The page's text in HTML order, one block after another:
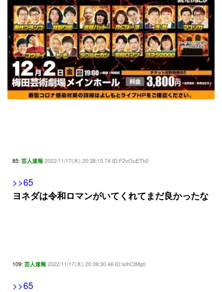
85: 芸人速報 2022/11/17(木) 20:38:15.74 ID:F2vOuETb0
>>65
ヨネダは令和ロマンがいてくれてまだ良かったな
109: 芸人速報 2022/11/17(木) 20:39:30.46 ID:isihCtMg0
>>65